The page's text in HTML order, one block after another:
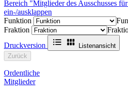
Bereich "Mitglieder des Ausschusses
ein-/ausklappen
Funktion
Fraktion
Druckversion
Listenansicht
Zurück
Ordentliche
Mitglieder